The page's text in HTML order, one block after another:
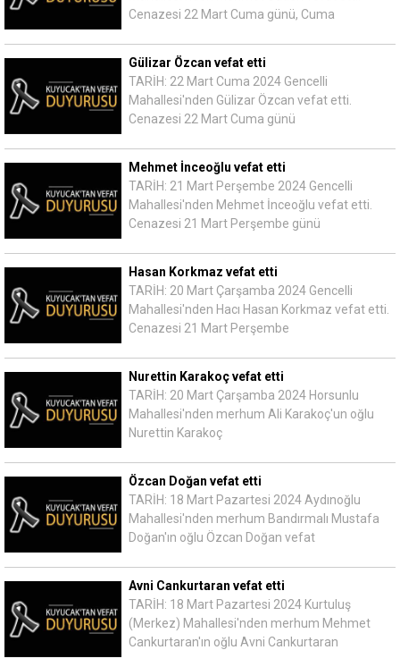
Cenazesi 22 Mart Cuma günü, Cuma
Gülizar Özcan vefat etti
TARİH: 22 Mart Cuma 2024 Gencelli
Mahallesi'nden Gülizar Özcan vefat etti.
Cenazesi 22 Mart Cuma günü
Mehmet İnceoğlu vefat etti
TARİH: 21 Mart Perşembe 2024 Gencelli
Mahallesi'nden Mehmet İnceoğlu vefat etti.
Cenazesi 21 Mart Perşembe günü
Hasan Korkmaz vefat etti
TARİH: 20 Mart Çarşamba 2024 Gencelli
Mahallesi'nden Hacı Hasan Korkmaz vefat etti.
Cenazesi 21 Mart Perşembe
Nurettin Karakoç vefat etti
TARİH: 20 Mart Çarşamba 2024 Horsunlu
Mahallesi'nden merhum Ali Karakoç'un oğlu
Nurettin Karakoç
Özcan Doğan vefat etti
TARİH: 18 Mart Pazartesi 2024 Aydınoğlu
Mahallesi'nden merhum Bandırmalı Mustafa
Doğan'ın oğlu Özcan Doğan vefat
Avni Cankurtaran vefat etti
TARİH: 18 Mart Pazartesi 2024 Kurtuluş
(Merkez) Mahallesi'nden merhum Mehmet
Cankurtaran'ın oğlu Avni Cankurtaran